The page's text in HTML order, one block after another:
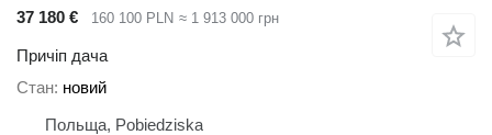
37 180 €
160 100 PLN ≈ 1 913 000 грн
Причіп дача
Стан новий
Польща, Pobiedziska